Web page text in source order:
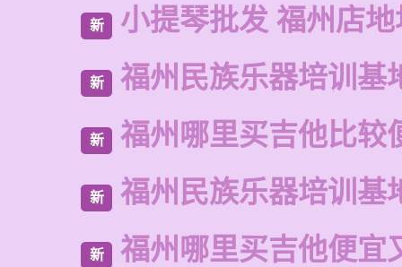
新 小提琴批发 福州店
新 福州民族乐器培训基
新 福州哪里买吉他比较
新 福州民族乐器培训基
新 福州哪里买吉他便宜